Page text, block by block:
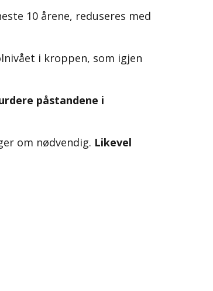
10 årene, reduseres med
i kroppen, som igjen
påstandene i
om nødvendig. Likevel